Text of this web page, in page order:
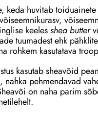
keda huvitab
keelesshea butter
tuumadest ehk
rohkem kasutatava
kasutab sheavõid
nahka pehmendavad
on naha parim